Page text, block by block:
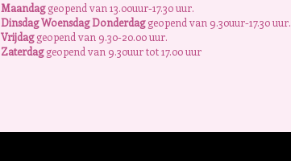
Maandaggeopend van 13.00uur-17.30 uur.
Dinsdag Woensdag Donderdaggeopend van 9.30uur-17.30 uur.
Vrijdaggeopend van 9.30-20.00 uur.
Zaterdaggeopend van 9.30uur tot 17.00 uur